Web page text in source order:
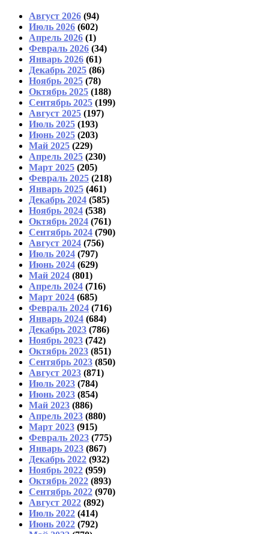
Август 2026 (94)
Июль 2026 (602)
Апрель 2026 (1)
Февраль 2026 (34)
Январь 2026 (61)
Декабрь 2025 (86)
Ноябрь 2025 (78)
Октябрь 2025 (188)
Сентябрь 2025 (199)
Август 2025 (197)
Июль 2025 (193)
Июнь 2025 (203)
Май 2025 (229)
Апрель 2025 (230)
Март 2025 (205)
Февраль 2025 (218)
Январь 2025 (461)
Декабрь 2024 (585)
Ноябрь 2024 (538)
Октябрь 2024 (761)
Сентябрь 2024 (790)
Август 2024 (756)
Июль 2024 (797)
Июнь 2024 (629)
Май 2024 (801)
Апрель 2024 (716)
Март 2024 (685)
Февраль 2024 (716)
Январь 2024 (684)
Декабрь 2023 (786)
Ноябрь 2023 (742)
Октябрь 2023 (851)
Сентябрь 2023 (850)
Август 2023 (871)
Июль 2023 (784)
Июнь 2023 (854)
Май 2023 (886)
Апрель 2023 (880)
Март 2023 (915)
Февраль 2023 (775)
Январь 2023 (867)
Декабрь 2022 (932)
Ноябрь 2022 (959)
Октябрь 2022 (893)
Сентябрь 2022 (970)
Август 2022 (892)
Июль 2022 (414)
Июнь 2022 (792)